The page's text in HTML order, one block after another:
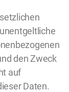
den Zweck
auf
Daten.